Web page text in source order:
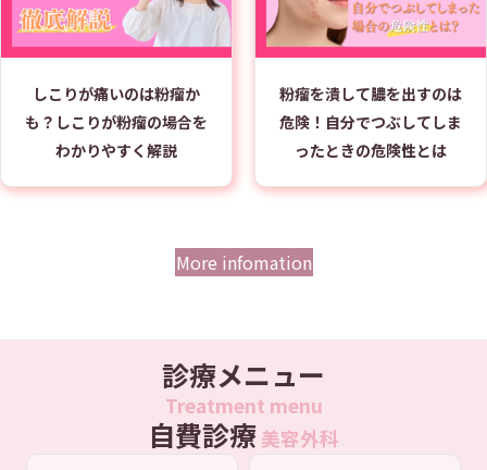
しこりが痛いのは粉瘤か
も？しこりが粉瘤の場合を
わかりやすく解説
粉瘤を潰して膿を出すのは
危険！自分でつぶしてしま
ったときの危険性とは
More infomation
診療メニュー
Treatment menu
自費診療 美容外科